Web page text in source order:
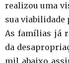
realizou uma
sua viabilidade
As famílias já
da
mil abaixo